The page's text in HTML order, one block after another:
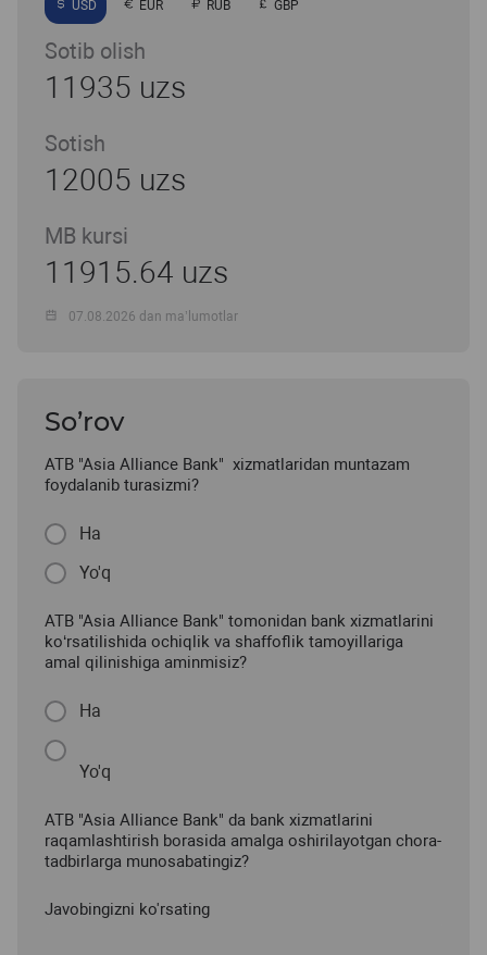
USD EUR RUB GBP
Sotib olish
11935 uzs
Sotish
12005 uzs
MB kursi
11915.64 uzs
07.08.2026 dan ma’lumotlar
So’rov
ATB "Asia Alliance Bank" xizmatlaridan muntazam
foydalanib turasizmi?
Ha
Yo'q
ATB "Asia Alliance Bank" tomonidan bank xizmatlarini
ko‘rsatilishida ochiqlik va shaffoflik tamoyillariga
amal qilinishiga aminmisiz?
Ha
Yo'q
ATB "Asia Alliance Bank" da bank xizmatlarini
raqamlashtirish borasida amalga oshirilayotgan chora-
tadbirlarga munosabatingiz?
Javobingizni ko'rsating